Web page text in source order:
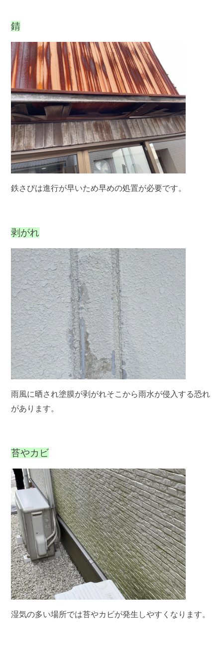
錆
鉄さびは進行が早いため早めの処置が必要です。
剥がれ
雨風に晒され塗膜が剥がれそこから雨水が侵入する恐れ
があります。
苔やカビ
湿気の多い場所では苔やカビが発生しやすくなります。